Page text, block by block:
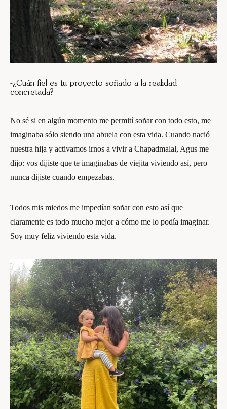
-¿Cuán fiel es tu proyecto soñado a la realidad
concretada?
No sé si en algún momento me permití soñar con todo esto, me
imaginaba sólo siendo una abuela con esta vida. Cuando nació
nuestra hija y activamos irnos a vivir a Chapadmalal, Agus me
dijo: vos dijiste que te imaginabas de viejita viviendo así, pero
nunca dijiste cuando empezabas.
Todos mis miedos me impedían soñar con esto así que
claramente es todo mucho mejor a cómo me lo podía imaginar.
Soy muy feliz viviendo esta vida.